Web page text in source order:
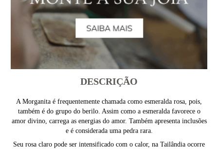
DESCRIÇÃO
A Morganita é frequentemente chamada como esmeralda rosa, pois,
também é do grupo do berilo. Assim como a esmeralda favorece o
amor divino, carrega as energias do amor. Também apresenta inclusões
e é considerada uma pedra rara.
Seu rosa claro pode ser intensificado com o calor, na Tailândia ocorre